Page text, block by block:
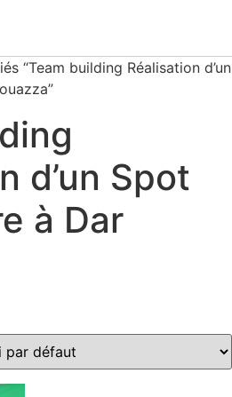
“Team building Réalisation d’un
d’un Spot
à Dar